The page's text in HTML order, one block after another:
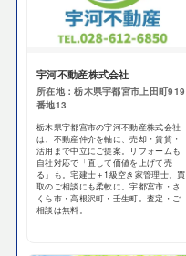
宇河不動産株式会社
所在地：栃木県宇都宮市上田町919
番地13
栃木県宇都宮市の宇河不動産株式会社
は、不動産仲介を軸に、売却・賃貸・
活用まで中立にご提案。リフォームも
自社対応で「直して価値を上げて売
る」も。宅建士＋1級空き家管理士。買
取のご相談にも柔軟に。宇都宮市・さ
くら市・高根沢町・壬生町。査定・ご
相談は無料。